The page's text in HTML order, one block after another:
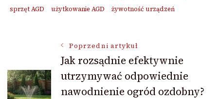
sprzęt AGD
użytkowanie AGD żywotność urządzeń
Nawigacja
wpisu
Poprzedni artykuł
Jak rozsądnie efektywnie
utrzymywać odpowiednie
nawodnienie ogród ozdobny?